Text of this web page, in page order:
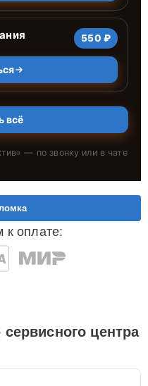
550 ₽
всё
» — по звонку или в чате
оплате:
центра